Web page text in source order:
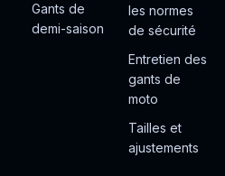
Gants de
demi-saison
les normes
de sécurité
Entretien des
gants de
moto
Tailles et
ajustements